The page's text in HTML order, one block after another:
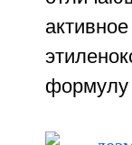
формулу